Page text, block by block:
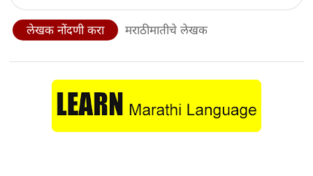
लेखक नोंदणी करा मराठीमातीचे लेखक